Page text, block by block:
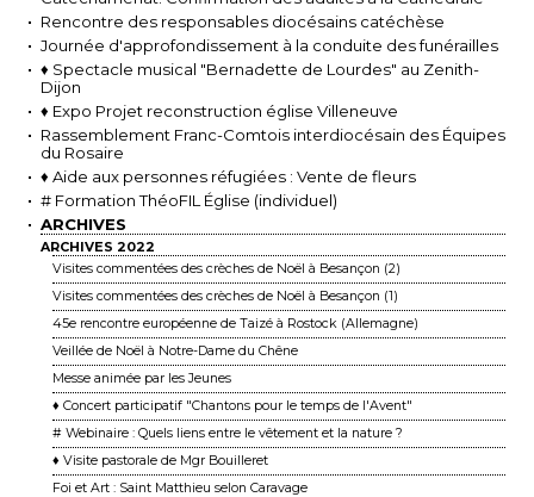
Rencontre des responsables diocésains catéchèse
Journée d'approfondissement à la conduite des funérailles
♦ Spectacle musical "Bernadette de Lourdes" au Zenith-
Dijon
♦ Expo Projet reconstruction église Villeneuve
Rassemblement Franc-Comtois interdiocésain des Équipes
du Rosaire
♦ Aide aux personnes réfugiées : Vente de fleurs
# Formation ThéoFIL Église (individuel)
ARCHIVES
ARCHIVES 2022
Visites commentées des crèches de Noël à Besançon (2)
Visites commentées des crèches de Noël à Besançon (1)
45e rencontre européenne de Taizé à Rostock (Allemagne)
Veillée de Noël à Notre-Dame du Chêne
Messe animée par les Jeunes
♦ Concert participatif "Chantons pour le temps de l'Avent"
# Webinaire : Quels liens entre le vêtement et la nature ?
♦ Visite pastorale de Mgr Bouilleret
Foi et Art : Saint Matthieu selon Caravage